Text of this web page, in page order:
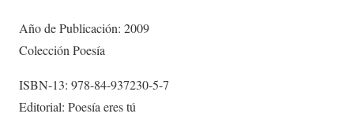
Año de Publicación: 2009
Colección Poesía
ISBN-13: 978-84-937230-5-7
Editorial: Poesía eres tú